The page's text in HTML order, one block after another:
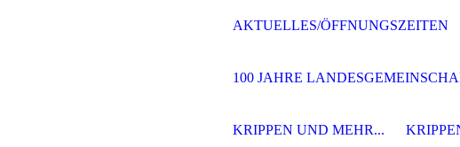
AKTUELLES/ÖFFNUNGSZEITEN
100 JAHRE
KRIPPEN UND MEHR...